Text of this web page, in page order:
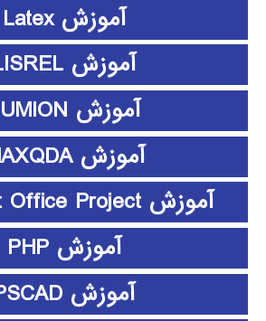
آموزش Latex
آموزش LISREL
آموزش LUMION
آموزش MAXQDA
آموزش Microsoft Office Project
آموزش PHP
آموزش PSCAD